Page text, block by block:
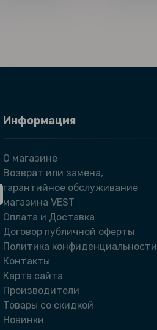
Информация
О магазине
Возврат или замена,
гарантийное обслуживание
магазина VEST
Оплата и Доставка
Договор публичной оферты
Политика конфиденциальности
Контакты
Карта сайта
Производители
Товары со скидкой
Новинки